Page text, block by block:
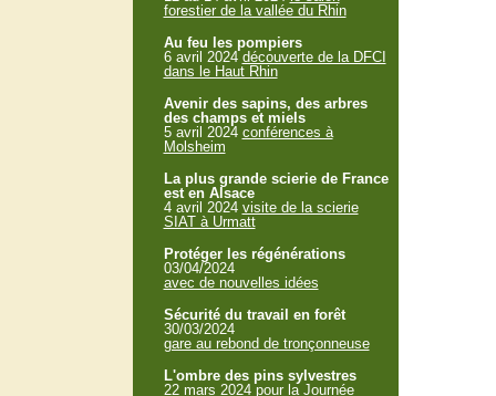
forestier de la vallée du Rhin
Au feu les pompiers
6 avril 2024 découverte de la DFCI
dans le Haut Rhin
Avenir des sapins, des arbres
des champs et miels
5 avril 2024 conférences à
Molsheim
La plus grande scierie de France
est en Alsace
4 avril 2024 visite de la scierie
SIAT à Urmatt
Protéger les régénérations
03/04/2024
avec de nouvelles idées
Sécurité du travail en forêt
30/03/2024
gare au rebond de tronçonneuse
L'ombre des pins sylvestres
22 mars 2024 pour la Journée